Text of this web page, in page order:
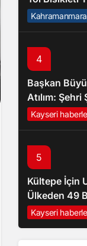
4
Başkan
Atılım:
Kayseri
5
Kültepe İçin
Ülkeden 49
Kayseri